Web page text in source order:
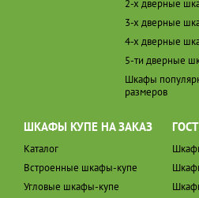
2-х дверные
3-х дверные
4-х дверные
5-ти дверные
Шкафы
размеров
ШКАФЫ КУПЕ НА ЗАКАЗ
Каталог
Встроенные шкафы-купе
Угловые шкафы-купе